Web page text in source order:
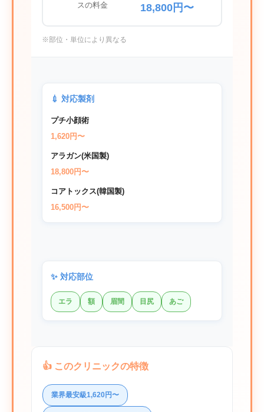
スの料金
18,800円〜
※部位・単位により異なる
💉 対応製剤
プチ小顔術
1,620円〜
アラガン(米国製)
18,800円〜
コアトックス(韓国製)
16,500円〜
✨ 対応部位
エラ 額 眉間 目尻 あご
👍 このクリニックの特徴
業界最安級1,620円〜